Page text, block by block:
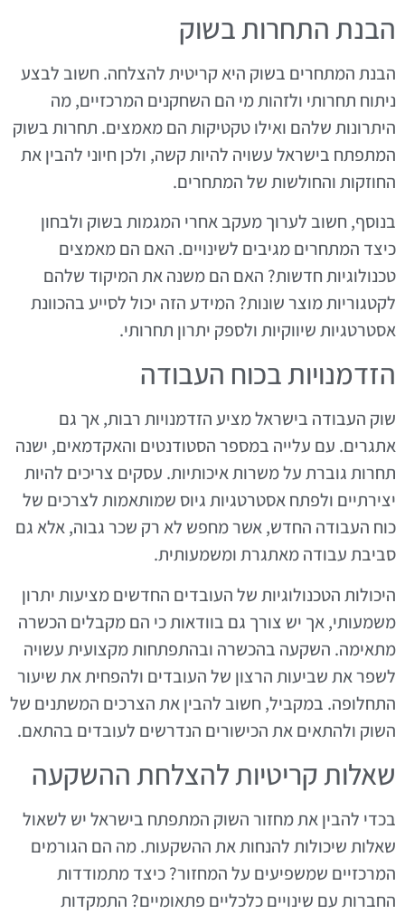
הבנת התחרות בשוק
הבנת המתחרים בשוק היא קריטית להצלחה. חשוב לבצע
ניתוח תחרותי ולזהות מי הם השחקנים המרכזיים, מה
היתרונות שלהם ואילו טקטיקות הם מאמצים. תחרות בשוק
המתפתח בישראל עשויה להיות קשה, ולכן חיוני להבין את
החוזקות והחולשות של המתחרים.
בנוסף, חשוב לערוך מעקב אחרי המגמות בשוק ולבחון
כיצד המתחרים מגיבים לשינויים. האם הם מאמצים
טכנולוגיות חדשות? האם הם משנה את המיקוד שלהם
לקטגוריות מוצר שונות? המידע הזה יכול לסייע בהכוונת
אסטרטגיות שיווקיות ולספק יתרון תחרותי.
הזדמנויות בכוח העבודה
שוק העבודה בישראל מציע הזדמנויות רבות, אך גם
אתגרים. עם עלייה במספר הסטודנטים והאקדמאים, ישנה
תחרות גוברת על משרות איכותיות. עסקים צריכים להיות
יצירתיים ולפתח אסטרטגיות גיוס שמותאמות לצרכים של
כוח העבודה החדש, אשר מחפש לא רק שכר גבוה, אלא גם
סביבת עבודה מאתגרת ומשמעותית.
היכולות הטכנולוגיות של העובדים החדשים מציעות יתרון
משמעותי, אך יש צורך גם בוודאות כי הם מקבלים הכשרה
מתאימה. השקעה בהכשרה ובהתפתחות מקצועית עשויה
לשפר את שביעות הרצון של העובדים ולהפחית את שיעור
התחלופה. במקביל, חשוב להבין את הצרכים המשתנים של
השוק ולהתאים את הכישורים הנדרשים לעובדים בהתאם.
שאלות קריטיות להצלחת ההשקעה
בכדי להבין את מחזור השוק המתפתח בישראל יש לשאול
שאלות שיכולות להנחות את ההשקעות. מה הם הגורמים
המרכזיים שמשפיעים על המחזור? כיצד מתמודדות
החברות עם שינויים כלכליים פתאומיים? התמקדות